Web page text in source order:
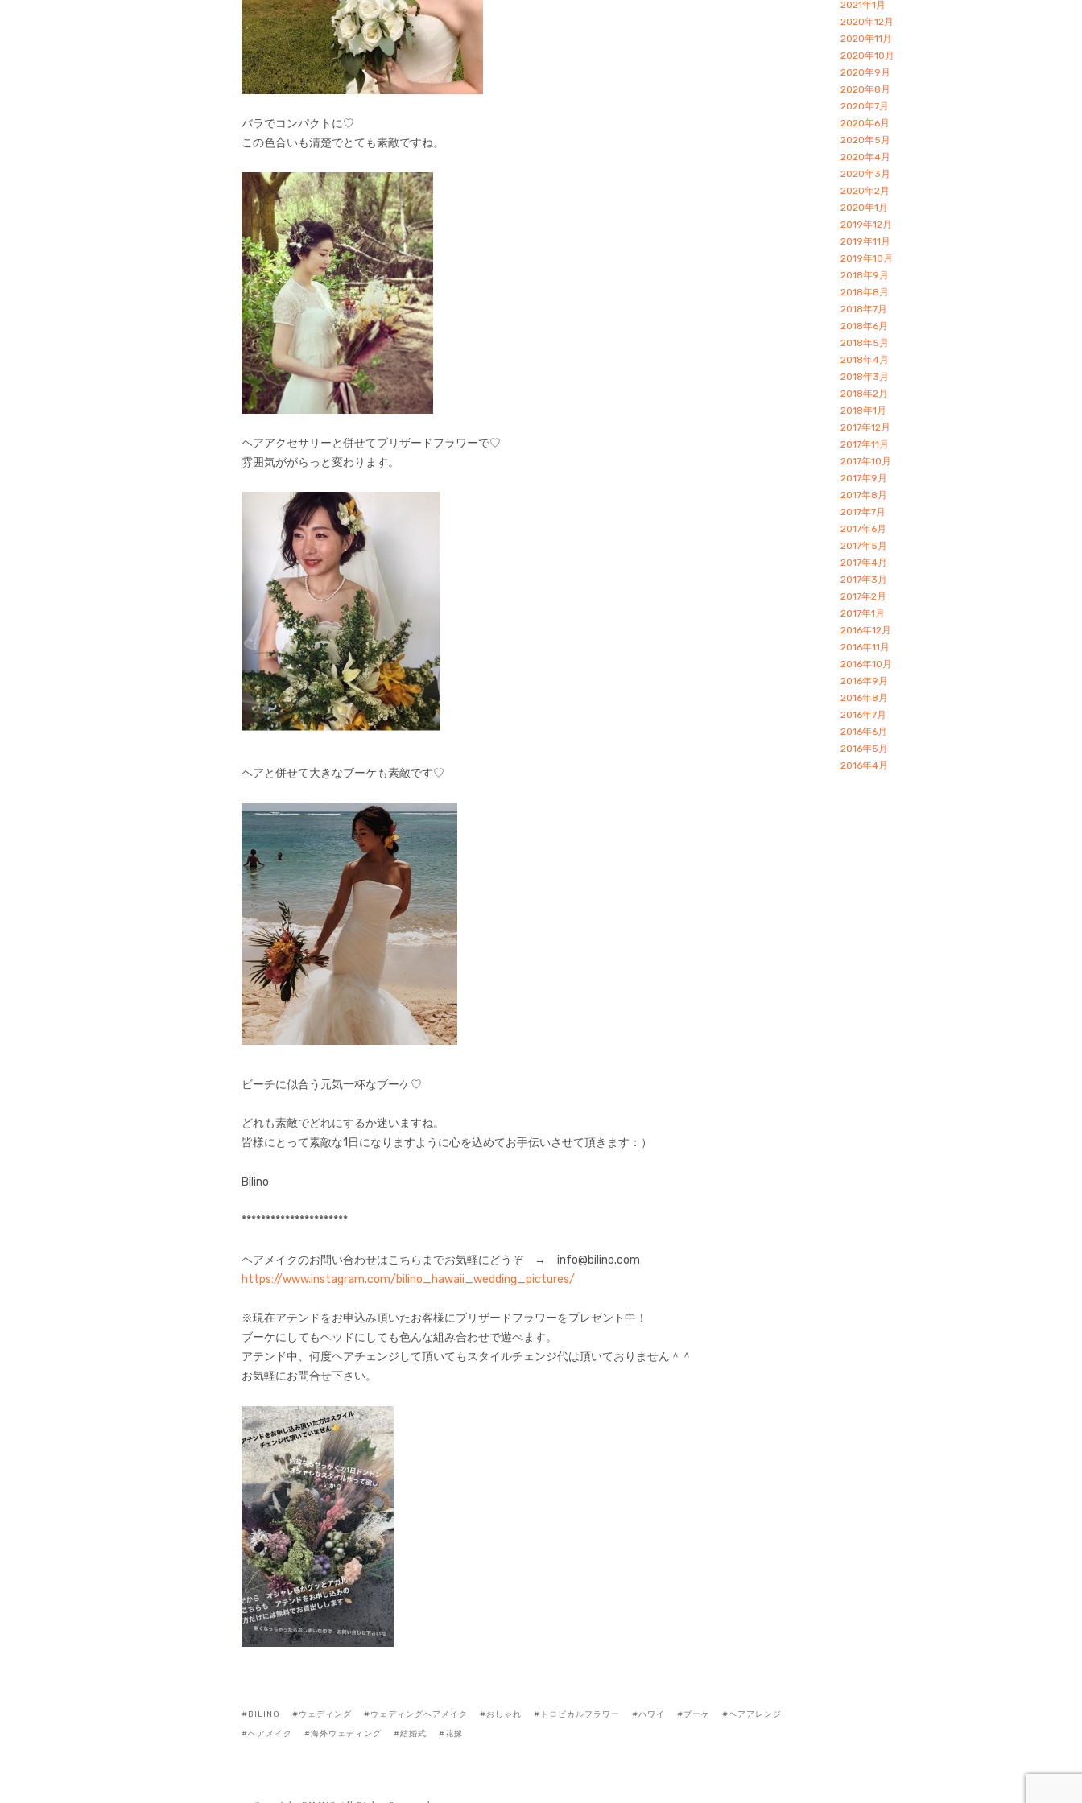
バラでコンパクトに♡
この色合いも清楚でとても素敵ですね。
ヘアアクセサリーと併せてブリザードフラワーで♡
雰囲気ががらっと変わります。
ヘアと併せて大きなブーケも素敵です♡
ビーチに似合う元気一杯なブーケ♡
どれも素敵でどれにするか迷いますね。
皆様にとって素敵な1日になりますように心を込めてお手伝いさせて頂きます：）
Bilino
**********************
ヘアメイクのお問い合わせはこちらまでお気軽にどうぞ → info@bilino.com
https://www.instagram.com/bilino_hawaii_wedding_pictures/
※現在アテンドをお申込み頂いたお客様にブリザードフラワーをプレゼント中！
ブーケにしてもヘッドにしても色んな組み合わせで遊べます。
アテンド中、何度ヘアチェンジして頂いてもスタイルチェンジ代は頂いておりません＾＾
お気軽にお問合せ下さい。
BILINO ウェディング ウェディングヘアメイク おしゃれ トロピカルフラワー ハワイ ブーケ
ヘアアレンジ
ヘアメイク
海外ウェディング 結婚式 花嫁
2021年1月
2020年12月
2020年11月
2020年10月
2020年9月
2020年8月
2020年7月
2020年6月
2020年5月
2020年4月
2020年3月
2020年2月
2020年1月
2019年12月
2019年11月
2019年10月
2018年9月
2018年8月
2018年7月
2018年6月
2018年5月
2018年4月
2018年3月
2018年2月
2018年1月
2017年12月
2017年11月
2017年10月
2017年9月
2017年8月
2017年7月
2017年6月
2017年5月
2017年4月
2017年3月
2017年2月
2017年1月
2016年12月
2016年11月
2016年10月
2016年9月
2016年8月
2016年7月
2016年6月
2016年5月
2016年4月